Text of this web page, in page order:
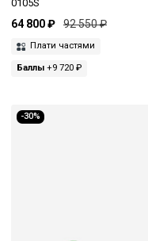
0105S
64 800 ₽ 92 550 ₽
Плати частями
Баллы +9 720 ₽
-30%